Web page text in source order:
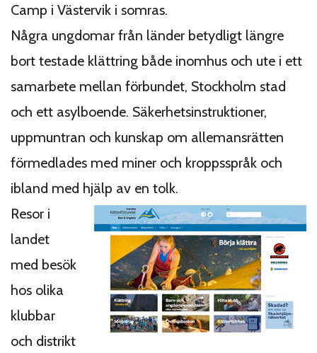
Camp i Västervik i somras.
Några ungdomar från länder betydligt längre
bort testade klättring både inomhus och ute i ett
samarbete mellan förbundet, Stockholm stad
och ett asylboende. Säkerhets­instruktioner,
uppmuntran och kunskap om allemans­rätten
förmedlades med miner och kroppsspråk och
ibland med hjälp av en tolk.
Resor i
landet
med besök
hos olika
klubbar
och distrikt